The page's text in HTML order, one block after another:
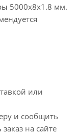
5000х8х1.8 мм.
или
и сообщить
на сайте